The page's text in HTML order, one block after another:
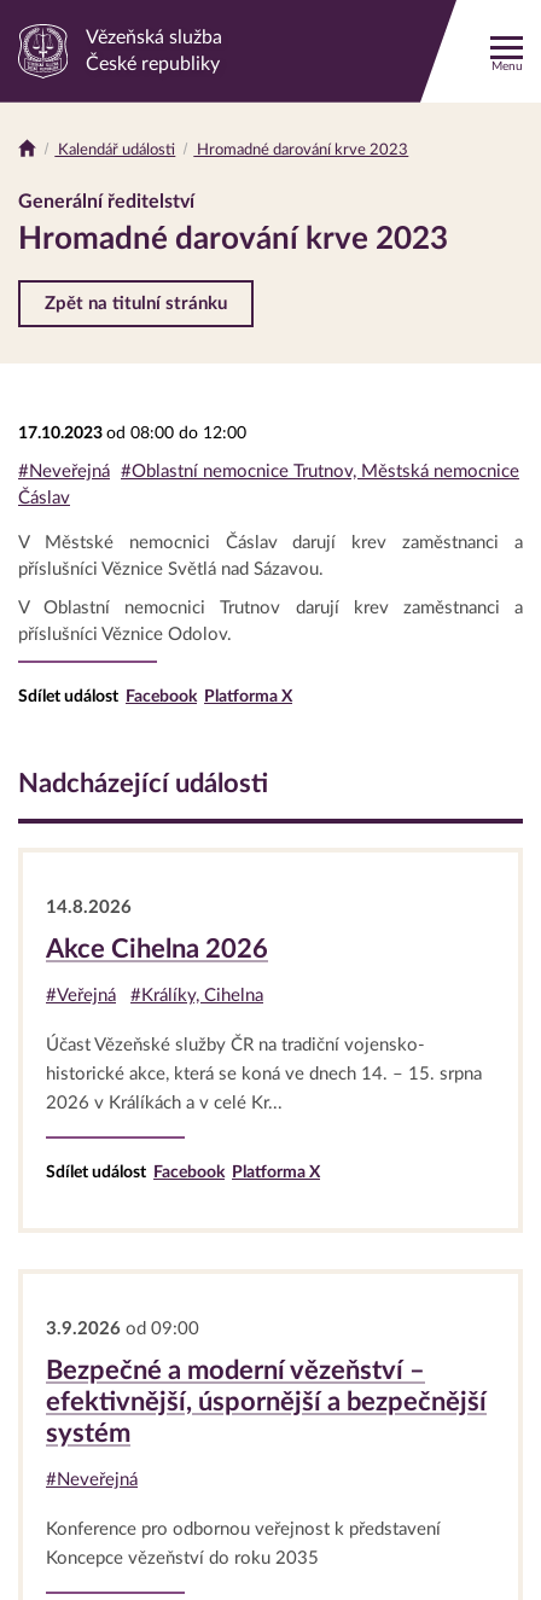
Odkaz
stránku
Vězeňská služba
České republiky
Menu
Drobečková
navigace
Kalendář události Hromadné darování krve 2023
Generální ředitelství
Hromadné darování krve 2023
Zpět na titulní stránku
17.10.2023 od 08:00 do 12:00
#Neveřejná #Oblastní nemocnice Trutnov, Městská nemocnice
Čáslav
V Městské nemocnici Čáslav darují krev zaměstnanci a
příslušníci Věznice Světlá nad Sázavou.
V Oblastní nemocnici Trutnov darují krev zaměstnanci a
příslušníci Věznice Odolov.
Sdílet událost Facebook Platforma X
Nadcházející události
14.8.2026
Akce Cihelna 2026
#Veřejná #Králíky, Cihelna
Účast Vězeňské služby ČR na tradiční vojensko-
historické akce, která se koná ve dnech 14. – 15. srpna
2026 v Králíkách a v celé Kr...
Sdílet událost Facebook Platforma X
3.9.2026 od 09:00
Bezpečné a moderní vězeňství –
efektivnější, úspornější a bezpečnější
systém
#Neveřejná
Konference pro odbornou veřejnost k představení
Koncepce vězeňství do roku 2035